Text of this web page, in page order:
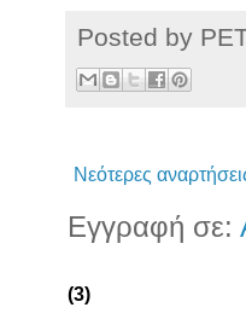
Posted by
Νεότερες
Εγγραφή σε:
(3)